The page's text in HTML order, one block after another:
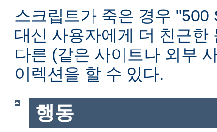
스크립트가 죽은 경우 "500
대신 사용자에게 더 친근한
다른 (같은 사이트나 외부
이렉션을 할 수 있다.
행동